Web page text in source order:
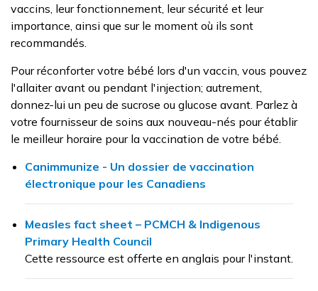
vaccins, leur fonctionnement, leur sécurité et leur
importance, ainsi que sur le moment où ils sont
recommandés.
Pour réconforter votre bébé lors d'un vaccin, vous pouvez
l'allaiter avant ou pendant l'injection; autrement,
donnez-lui un peu de sucrose ou glucose avant. Parlez à
votre fournisseur de soins aux nouveau-nés pour établir
le meilleur horaire pour la vaccination de votre bébé.
Canimmunize - Un dossier de vaccination
électronique pour les Canadiens
Measles fact sheet – PCMCH & Indigenous
Primary Health Council
Cette ressource est offerte en anglais pour l'instant.